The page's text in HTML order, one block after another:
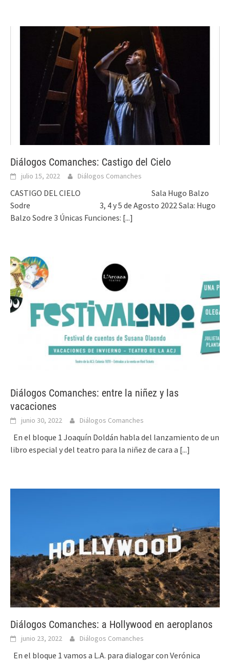
Diálogos Comanches: Castigo del Cielo
julio 15, 2022 Diálogos Comanches
CASTIGO DEL CIELO Sala Hugo Balzo
Sodre 3, 4 y 5 de Agosto 2022 Sala: Hugo
Balzo Sodre 3 Únicas Funciones: [...]
Diálogos Comanches: entre la niñez y las
vacaciones
junio 30, 2022 Diálogos Comanches
En el bloque 1 Joaquín Doldán habla del lanzamiento de un
libro especial y del teatro para la niñez de cara a [...]
Diálogos Comanches: a Hollywood en aeroplanos
junio 23, 2022 Diálogos Comanches
En el bloque 1 vamos a L.A. para dialogar con Verónica